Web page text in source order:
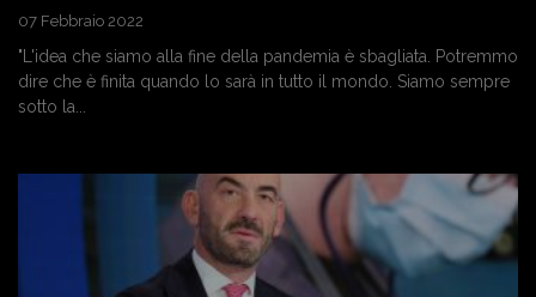
07 Febbraio 2022
"L'idea che siamo alla fine della pandemia è sbagliata. Potremmo
dire che è finita quando lo sarà in tutto il mondo. Siamo sempre
sotto la...